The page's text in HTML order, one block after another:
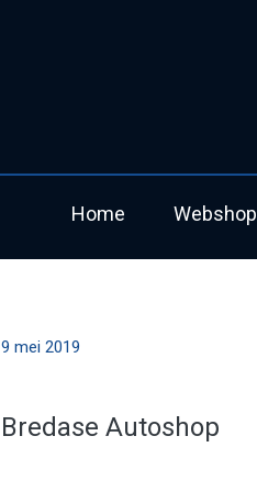
Home Webshop
9 mei 2019
Bredase Autoshop